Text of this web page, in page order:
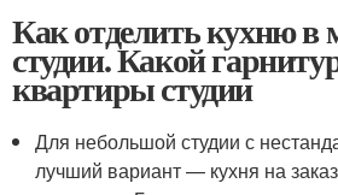
Как отделить кухню в
студии. Какой
квартиры студии
Для небольшой студии с
лучший вариант — кухня на